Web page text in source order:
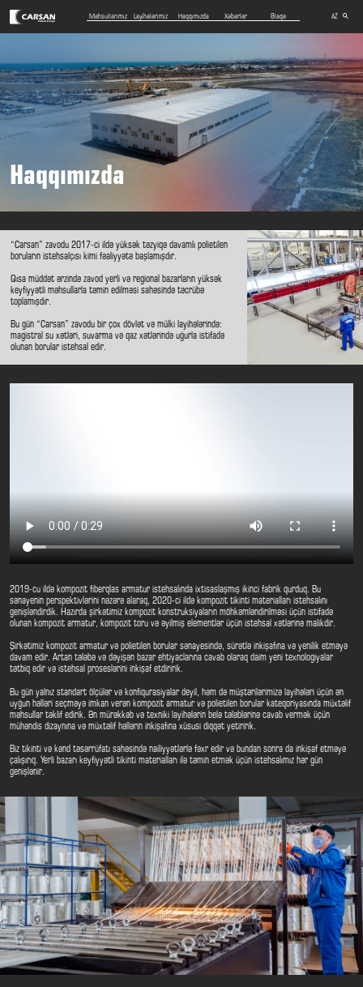
Məhsullarımız Layihələrimiz Haqqımızda Xəbərlər Əlaqə AZ
Haqqımızda
“Carsan” zavodu 2017-ci ildə yüksək təzyiqə davamlı polietilen
boruların istehsalçısı kimi fəaliyyətə başlamışdır.
Qısa müddət ərzində zavod yerli və regional bazarların yüksək
keyfiyyətli məhsullarla təmin edilməsi sahəsində təcrübə
toplamışdır.
Bu gün “Carsan” zavodu bir çox dövlət və mülki layihələrində:
magistral su xətləri, suvarma və qaz xətlərində uğurla istifadə
olunan borular istehsal edir.
2019-cu ildə kompozit fiberqlas armatur istehsalında ixtisaslaşmış ikinci fabrik qurduq. Bu
sənayenin perspektivlərini nəzərə alaraq, 2020-ci ildə kompozit tikinti materialları istehsalını
genişləndirdik. Hazırda şirkətimiz kompozit konstruksiyaların möhkəmləndirilməsi üçün istifadə
olunan kompozit armatur, kompozit toru və əyilmiş elementlər üçün istehsal xətlərinə malikdir.
Şirkətimiz kompozit armatur və polietilen borular sənayesində, sürətlə inkişafına və yenilik etməyə
davam edir. Artan tələbə və dəyişən bazar ehtiyaclarına cavab olaraq daim yeni texnologiyalar
tətbiq edir və istehsal proseslərini inkişaf etdiririk.
Bu gün yalnız standart ölçülər və konfiqurasiyalar deyil, həm də müştərilərimizə layihələri üçün ən
uyğun həlləri seçməyə imkan verən kompozit armatur və polietilen borular kateqoriyasında müxtəlif
məhsullar təklif edirik. Ən mürəkkəb və texniki layihələrin belə tələblərinə cavab vermək üçün
mühəndis dizaynına və müxtəlif həllərin inkişafına xüsusi diqqət yetiririk.
Biz tikinti və kənd təsərrüfatı sahəsində nailiyyətlərlə fəxr edir və bundan sonra da inkişaf etməyə
çalışırıq. Yerli bazarı keyfiyyətli tikinti materialları ilə təmin etmək üçün istehsalımız hər gün
genişlənir.